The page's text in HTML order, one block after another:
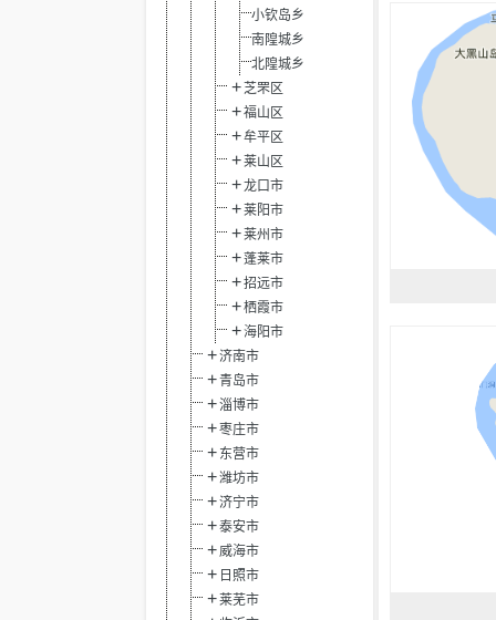
小钦岛乡
南隍城乡
北隍城乡
芝罘区
福山区
牟平区
莱山区
龙口市
莱阳市
莱州市
蓬莱市
招远市
栖霞市
海阳市
济南市
青岛市
淄博市
枣庄市
东营市
潍坊市
济宁市
泰安市
威海市
日照市
莱芜市